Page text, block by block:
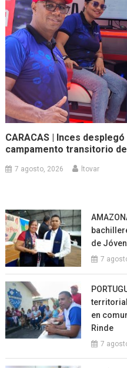
CARACAS | Inces
campamento transitorio
7 agosto, 2026 ltovar
de
7
en
Rinde
7